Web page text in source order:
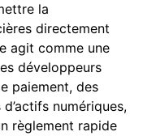
la
directement
agit comme une
développeurs
paiement, des
numériques,
règlement rapide